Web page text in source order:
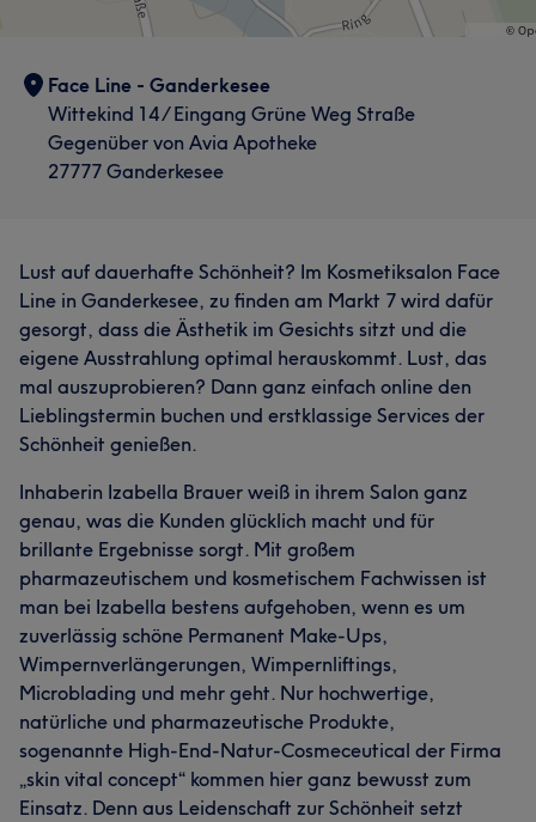
Professionell 13 Aufmerksam
Face Line - Ganderkesee
Wittekind 14 / Eingang Grüne Weg Straße
Gegenüber von Avia Apotheke
27777 Ganderkesee
Lust auf dauerhafte Schönheit? Im Kosmetiksalon Face
Line in Ganderkesee, zu finden am Markt 7 wird dafür
gesorgt, dass die Ästhetik im Gesichts sitzt und die
eigene Ausstrahlung optimal herauskommt. Lust, das
mal auszuprobieren? Dann ganz einfach online den
Lieblingstermin buchen und erstklassige Services der
Schönheit genießen.
Inhaberin Izabella Brauer weiß in ihrem Salon ganz
genau, was die Kunden glücklich macht und für
brillante Ergebnisse sorgt. Mit großem
pharmazeutischem und kosmetischem Fachwissen ist
man bei Izabella bestens aufgehoben, wenn es um
zuverlässig schöne Permanent Make-Ups,
Wimpernverlängerungen, Wimpernliftings,
Microblading und mehr geht. Nur hochwertige,
natürliche und pharmazeutische Produkte,
sogenannte High-End-Natur-Cosmeceutical der Firma
„skin vital concept“ kommen hier ganz bewusst zum
Einsatz. Denn aus Leidenschaft zur Schönheit setzt